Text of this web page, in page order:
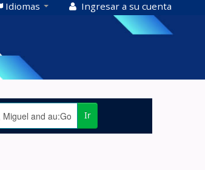
Idiomas Ingresar a su cuenta
Ir